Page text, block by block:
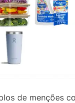
de menções